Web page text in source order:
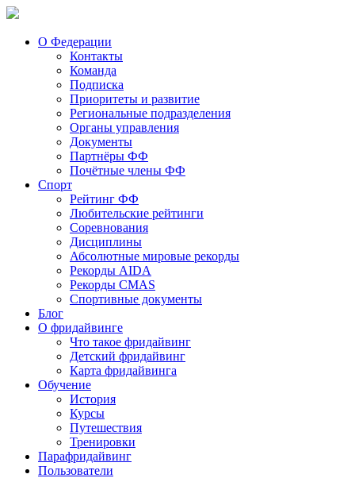
О Федерации
Контакты
Команда
Подписка
Приоритеты и развитие
Региональные подразделения
Органы управления
Документы
Партнёры ФФ
Почётные члены ФФ
Спорт
Рейтинг ФФ
Любительские рейтинги
Соревнования
Дисциплины
Абсолютные мировые рекорды
Рекорды AIDA
Рекорды CMAS
Спортивные документы
Блог
О фридайвинге
Что такое фридайвинг
Детский фридайвинг
Карта фридайвинга
Обучение
История
Курсы
Путешествия
Тренировки
Парафридайвинг
Пользователи